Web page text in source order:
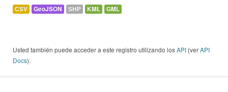
CSV GeoJSON SHP KML GML
Usted también puede acceder a este registro utilizando losAPI (verAPI
Docs).